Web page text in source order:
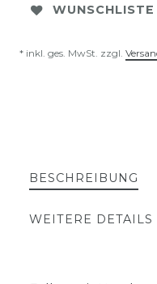
WUNSCHLISTE
* inkl. ges. MwSt. zzgl.
BESCHREIBUNG
WEITERE DETAILS